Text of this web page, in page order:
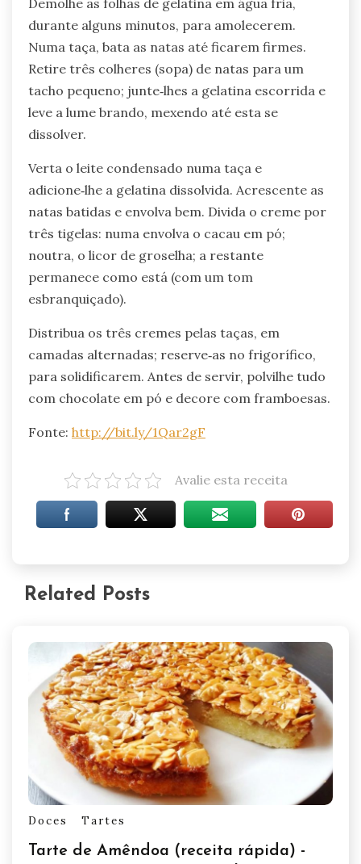
Demolhe as folhas de gelatina em água fria,
durante alguns minutos, para amolecerem.
Numa taça, bata as natas até ficarem firmes.
Retire três colheres (sopa) de natas para um
tacho pequeno; junte‑lhes a gelatina escorrida e
leve a lume brando, mexendo até esta se
dissolver.
Verta o leite condensado numa taça e
adicione‑lhe a gelatina dissolvida. Acrescente as
natas batidas e envolva bem. Divida o creme por
três tigelas: numa envolva o cacau em pó;
noutra, o licor de groselha; a restante
permanece como está (com um tom
esbranquiçado).
Distribua os três cremes pelas taças, em
camadas alternadas; reserve‑as no frigorífico,
para solidificarem. Antes de servir, polvilhe tudo
com chocolate em pó e decore com framboesas.
Fonte: http://bit.ly/1Qar2gF
Avalie esta receita
Related Posts
Doces Tartes
Tarte de Amêndoa (receita rápida) -